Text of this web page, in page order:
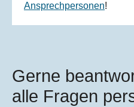
Ansprechpersonen!
Gerne
alle Fragen